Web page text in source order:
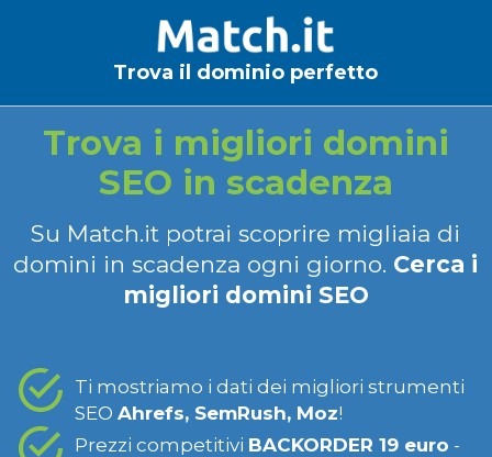
Trova il dominio perfetto
Trova i migliori domini
SEO in scadenza
Su Match.it potrai scoprire migliaia di
domini in scadenza ogni giorno. Cerca i
migliori domini SEO
Ti mostriamo i dati dei migliori strumenti
SEO Ahrefs, SemRush, Moz!
Prezzi competitivi BACKORDER 19 euro -